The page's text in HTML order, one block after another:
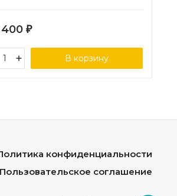
₽
В корзину
конфиденциальности
Пользовательское соглашение